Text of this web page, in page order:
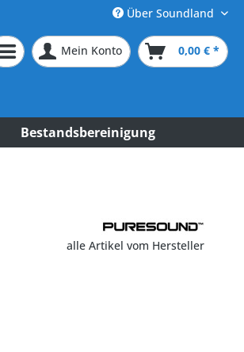
Über Soundland
Mein Konto 0,00 € *
Bestandsbereinigung
alle Artikel vom Hersteller